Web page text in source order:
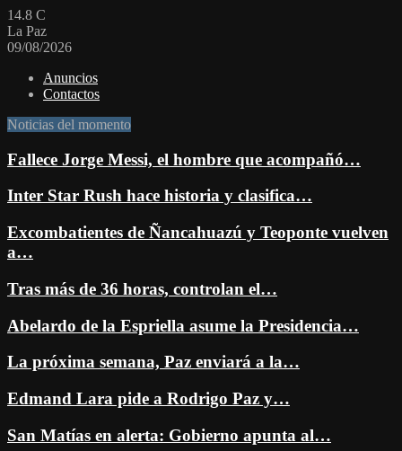
14.8 C
La Paz
09/08/2026
Anuncios
Contactos
Noticias del momento
Fallece Jorge Messi, el hombre que acompañó…
Inter Star Rush hace historia y clasifica…
Excombatientes de Ñancahuazú y Teoponte vuelven
a…
Tras más de 36 horas, controlan el…
Abelardo de la Espriella asume la Presidencia…
La próxima semana, Paz enviará a la…
Edmand Lara pide a Rodrigo Paz y…
San Matías en alerta: Gobierno apunta al…